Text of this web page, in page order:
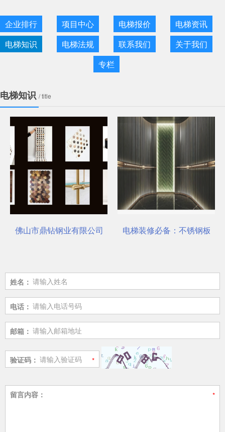
企业排行 项目中心 电梯报价
电梯资讯
电梯知识
电梯法规 联系我们
关于我们
专栏
电梯知识 / title
对了吗？
佛山市鼎钻钢业有限公司，一站式选材中心 | 电梯装饰
电梯装修必备：不锈钢板安
姓名：
电话：
邮箱：
验证码：
留言内容：